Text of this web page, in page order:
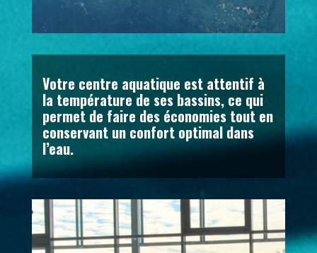
Votre centre aquatique est attentif à
la température de ses bassins, ce qui
permet de faire des économies tout en
conservant un confort optimal dans
l’eau.